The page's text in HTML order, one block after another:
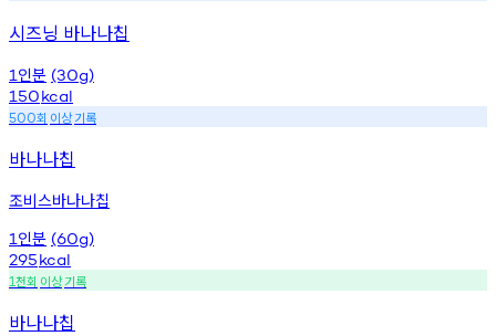
시즈닝 바나나칩
1 인분 (30g)
150kcal
500회 이상기록
바나나칩
조비스바나나칩
1 인분 (60g)
295kcal
1천회 이상기록
바나나칩